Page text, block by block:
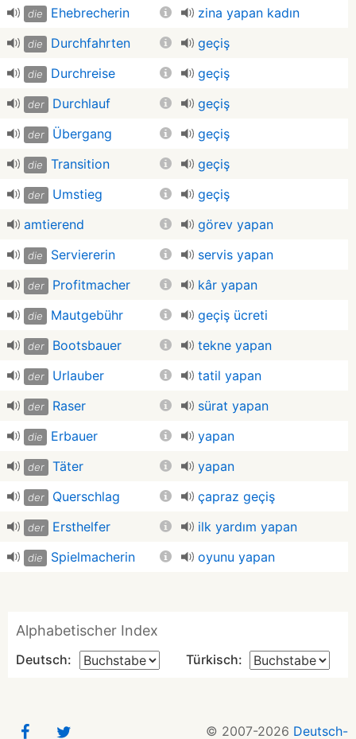
die Ehebrecherin zina yapan kadın
die Durchfahrten geçiş
die Durchreise geçiş
der Durchlauf geçiş
der Übergang geçiş
die Transition geçiş
der Umstieg
geçiş
amtierend
görev yapan
die Serviererin servis yapan
der Profitmacher kâr yapan
die Mautgebühr geçiş ücreti
der Bootsbauer tekne yapan
der Urlauber tatil yapan
der Raser sürat yapan
die Erbauer yapan
der Täter yapan
der Querschlag çapraz geçiş
der Ersthelfer ilk yardım yapan
die Spielmacherin oyunu yapan
Alphabetischer Index
Deutsch: Türkisch:
© 2007-2026 Deutsch-